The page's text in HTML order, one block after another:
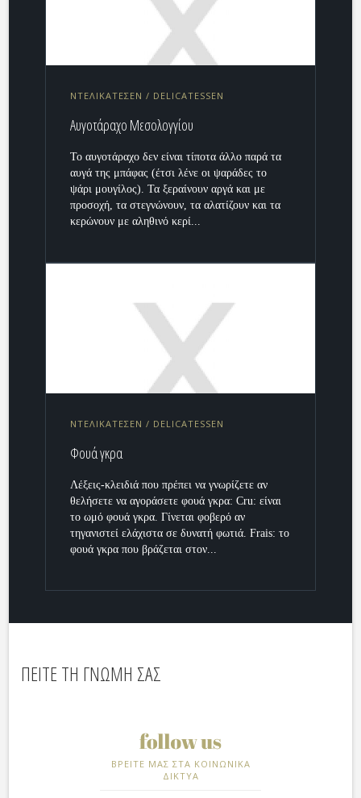
ΝΤΕΛΙΚΑΤΕΣΕΝ / DELICATESSEN
Αυγοτάραχο Μεσολογγίου
Το αυγοτάραχο δεν είναι τίποτα άλλο παρά τα
αυγά της μπάφας (έτσι λένε οι ψαράδες το
ψάρι μουγίλος). Τα ξεραίνουν αργά και με
προσοχή, τα στεγνώνουν, τα αλατίζουν και τα
κερώνουν με αληθινό κερί...
ΝΤΕΛΙΚΑΤΕΣΕΝ / DELICATESSEN
Φουά γκρα
Λέξεις-κλειδιά που πρέπει να γνωρίζετε αν
θελήσετε να αγοράσετε φουά γκρα: Cru: είναι
το ωμό φουά γκρα. Γίνεται φοβερό αν
τηγανιστεί ελάχιστα σε δυνατή φωτιά. Frais: το
φουά γκρα που βράζεται στον...
ΠΕΙΤΕ ΤΗ ΓΝΩΜΗ ΣΑΣ
ΒΡΕΙΤΕ ΜΑΣ ΣΤΑ ΚΟΙΝΩΝΙΚΑ
ΔΙΚΤΥΑ